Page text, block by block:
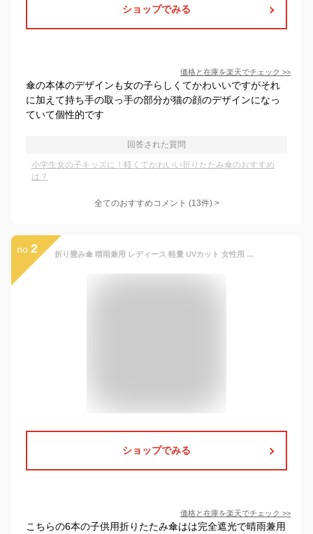
ショップでみる
価格と在庫を楽天でチェック >>
傘の本体のデザインも女の子らしくてかわいいですがそれ
に加えて持ち手の取っ手の部分が猫の顔のデザインになっ
ていて個性的です
回答された質問
小学生女の子キッズに！軽くてかわいい折りたたみ傘のおすすめ
は？
全てのおすすめコメント (13件) >
no. 2 折り畳み傘 晴雨兼用 レディース 軽量 UVカット 女性用 折畳み傘 雨傘 日傘 晴雨兼用 軽量折りたたみ傘 100％遮熱 完全遮光 耐風傘 紫外線対策 6本骨 梅雨対応 コンパ クト レディース UVカ ット おしゃ れ かわいい 小型 丈夫 キッズ 女性 子供 プレゼント
ショップでみる
価格と在庫を楽天でチェック >>
こちらの6本の子供用折りたたみ傘はは完全遮光で晴雨兼用